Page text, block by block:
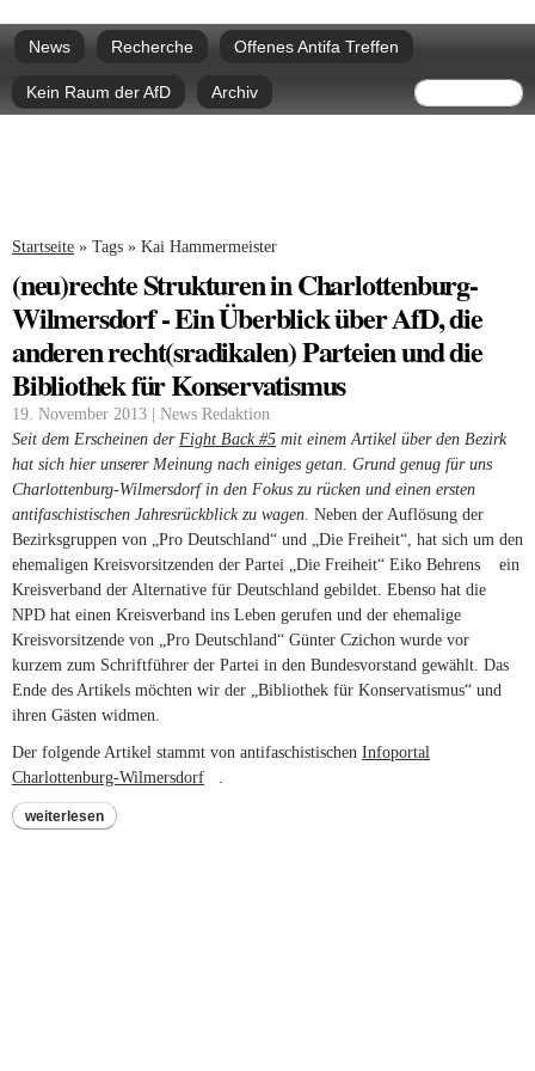
zum
Hauptmenü
News Recherche Offenes Antifa Treffen
Kein Raum der AfD Archiv Suche
Sie sind hier
Startseite » Tags » Kai Hammermeister
(neu)rechte Strukturen in Charlottenburg-
Wilmersdorf - Ein Überblick über AfD, die
anderen recht(sradikalen) Parteien und die
Bibliothek für Konservatismus
19. November 2013 | News Redaktion
Seit dem Erscheinen der Fight Back #5 mit einem Artikel über den Bezirk
hat sich hier unserer Meinung nach einiges getan. Grund genug für uns
Charlottenburg-Wilmersdorf in den Fokus zu rücken und einen ersten
antifaschistischen Jahresrückblick zu wagen. Neben der Auflösung der
Bezirksgruppen von „Pro Deutschland“ und „Die Freiheit“, hat sich um den
ehemaligen Kreisvorsitzenden der Partei „Die Freiheit“ Eiko Behrens (link is
ein
Kreisverband der Alternative für Deutschland gebildet. Ebenso hat die
NPD hat einen Kreisverband ins Leben gerufen und der ehemalige
Kreisvorsitzende von „Pro Deutschland“ Günter Czichon wurde vor
kurzem zum Schriftführer der Partei in den Bundesvorstand gewählt. Das
Ende des Artikels möchten wir der „Bibliothek für Konservatismus“ und
ihren Gästen widmen.
Der folgende Artikel stammt von antifaschistischen Infoportal
Charlottenburg-Wilmersdorf (link is external)
.
weiterlesen